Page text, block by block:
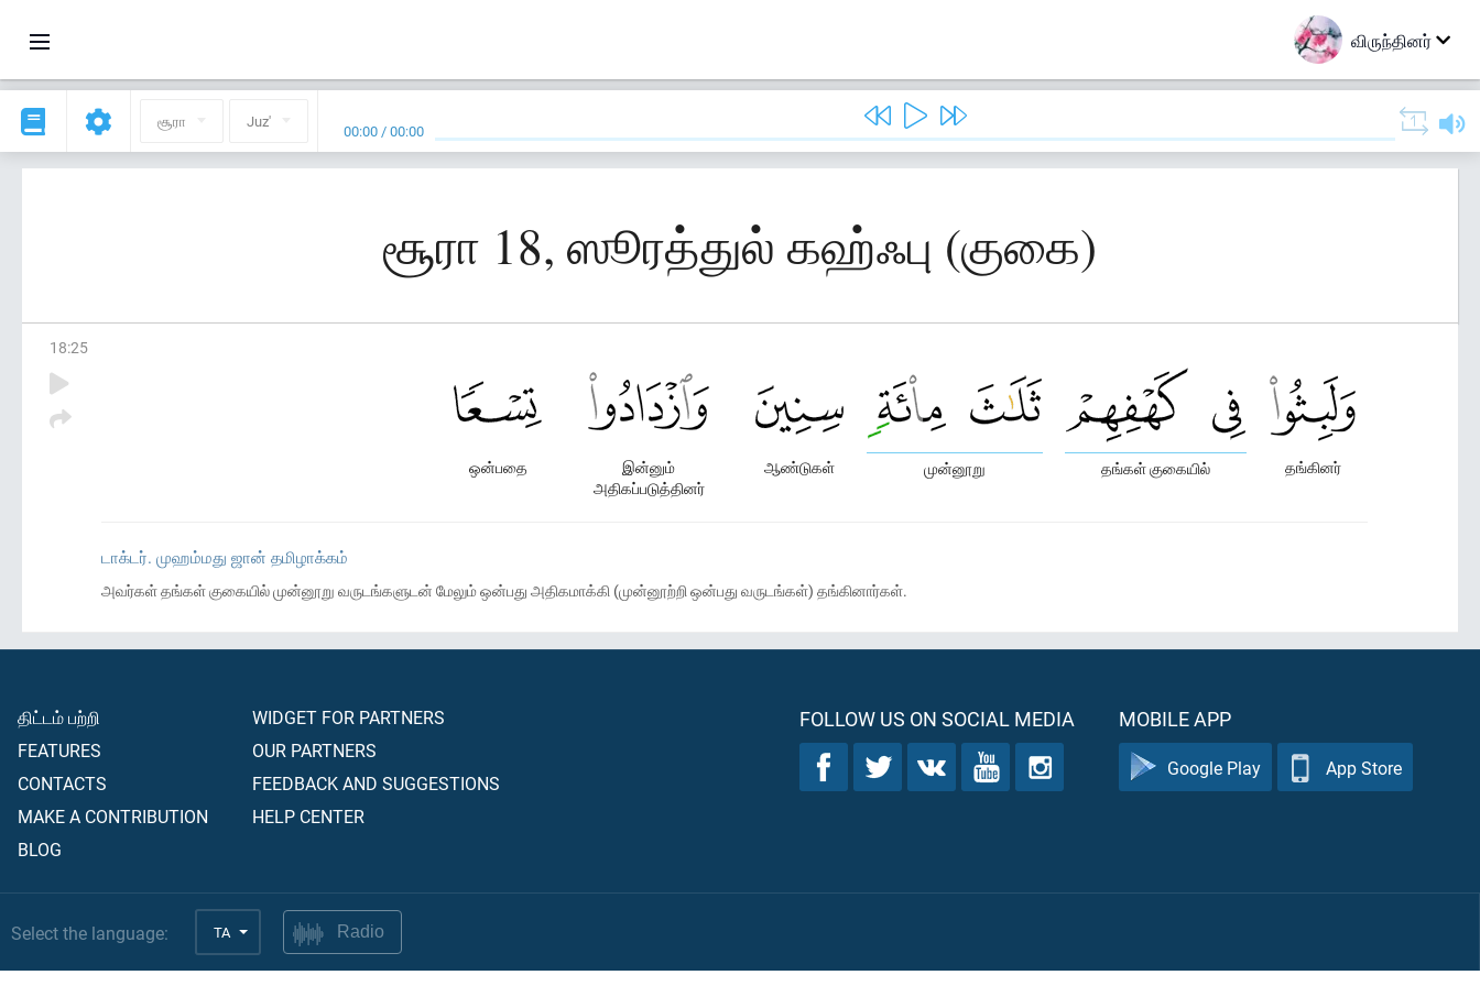
விருந்தினர்
சூரா Juz' 00:00 /00:00
சூரா 18, ஸூரத்துல் கஹ்ஃபு (குகை)
18:25
தங்கினர்
தங்கள் குகையில்
முன்னூறு
ஆண்டுகள்
இன்னும்
அதிகப்படுத்தினர்
ஒன்பதை
டாக்டர். முஹம்மது ஜான் தமிழாக்கம்
அவர்கள் தங்கள் குகையில் முன்னூறு வருடங்களுடன் மேலும் ஒன்பது அதிகமாக்கி (முன்னூற்றி ஒன்பது வருடங்கள்) தங்கினார்கள்.
திட்டம் பற்றி
FEATURES
CONTACTS
MAKE A CONTRIBUTION
BLOG
WIDGET FOR PARTNERS
OUR PARTNERS
FEEDBACK AND SUGGESTIONS
HELP CENTER
FOLLOW US ON SOCIAL MEDIA MOBILE APP
Google Play App Store
Select the language: TA Radio